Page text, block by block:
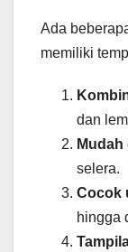
Ada
memiliki
dan
selera.
Cocok
hingga